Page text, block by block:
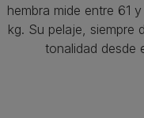
hembra mide entre 61
kg. Su pelaje, siempre
tonalidad desde